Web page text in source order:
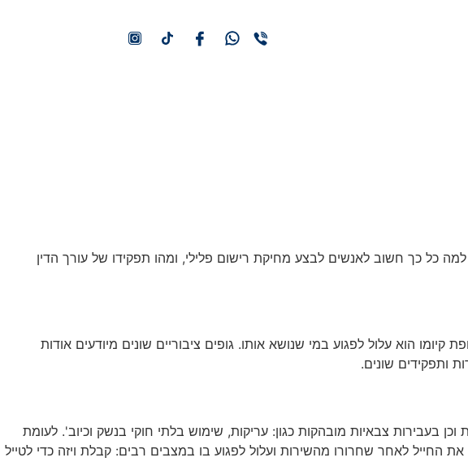
כל כך חשוב לאנשים לבצע מחיקת רישום פלילי, ומהו תפקידו של עורך הדין
הרשעה במרשם הפלילי שבמשטרת ישראל. רישום פלילי נמחק רק לאחר 17 שנים, ובתקופת קיומו הוא עלול לפגוע במי שנושא אותו. גופים ציבוריים שונים מיודעים אודות
ותפקידים שונים.
בעבירות צבאיות מובהקות כגון: עריקות, שימוש בלתי חוקי בנשק וכיוב'. לעומת
החייל לאחר שחרורו מהשירות ועלול לפגוע בו במצבים רבים: קבלת ויזה כדי לטייל